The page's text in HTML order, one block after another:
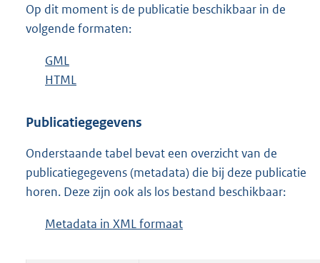
e
Op dit moment is de publicatie beschikbaar in de
volgende formaten:
D
o
n
o
a
d
u
GML
e
t
n
d
s
r
D
w
l
o
a
p
HTML
s
a
n
d
g
Publicatiegegevens
Onderstaande tabel bevat een overzicht van de
publicatiegegevens (metadata) die bij deze publicatie
horen. Deze zijn ook als los bestand beschikbaar:
Metadata in XML formaat